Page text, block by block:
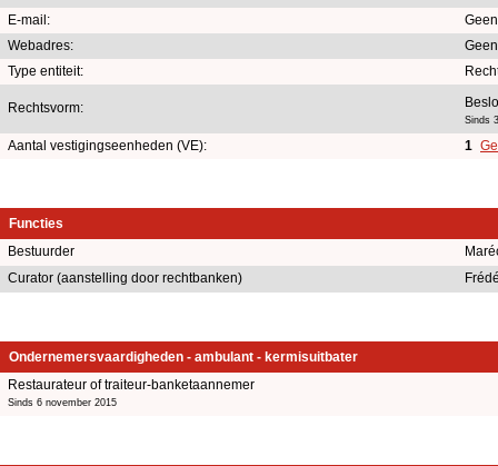
E-mail:
Webadres:
Type entiteit:
Rechtsvorm:
Sinds
Aantal vestigingseenheden (VE): 1
Functies
Bestuurder
Curator (aanstelling door rechtbanken)
Ondernemersvaardigheden - ambulant - kermisuitbater
Restaurateur of traiteur-banketaannemer
Sinds 6 november 2015